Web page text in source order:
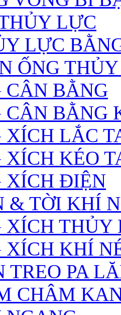
LỰC
LỰC
ỐNG
CÂN BẰNG
CÂN BẰNG
XÍCH LẮC
XÍCH KÉO
XÍCH ĐIỆN
& TỜI KHÍ
XÍCH THỦY
XÍCH KHÍ
TREO PA
CHÂM